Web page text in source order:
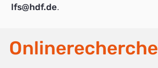
lfs@hdf.de.
Onlinerecherche